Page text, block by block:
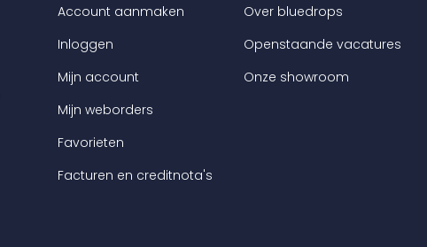
Account aanmaken
Inloggen
Mijn account
Mijn weborders
Favorieten
Facturen en creditnota's
Over bluedrops
Openstaande vacatures
Onze showroom